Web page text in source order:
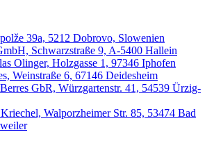
39a, 5212 Dobrovo, Slowenien
Schwarzstraße 9, A-5400 Hallein
Olinger, Holzgasse 1, 97346 Iphofen
Weinstraße 6, 67146 Deidesheim
GbR, Würzgartenstr. 41, 54539 Ürzig-
Walporzheimer Str. 85, 53474 Bad